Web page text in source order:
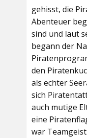
gehisst, die
Abenteuer
sind und laut
begann der
den
als echter
sich
auch mutige
eine
war